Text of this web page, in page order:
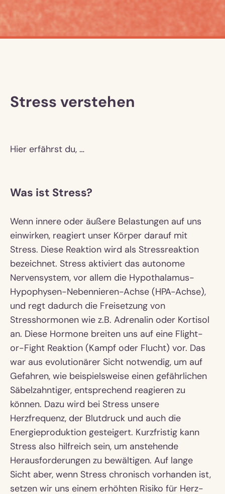
Stress verstehen
Hier erfährst du, …
Was ist Stress?
Wenn innere oder äußere Belastungen auf uns
einwirken, reagiert unser Körper darauf mit
Stress. Diese Reaktion wird als Stressreaktion
bezeichnet. Stress aktiviert das autonome
Nervensystem, vor allem die Hypothalamus-
Hypophysen-Nebennieren-Achse (HPA-Achse),
und regt dadurch die Freisetzung von
Stresshormonen wie z.B. Adrenalin oder Kortisol
an. Diese Hormone breiten uns auf eine Flight-
or-Fight Reaktion (Kampf oder Flucht) vor. Das
war aus evolutionärer Sicht notwendig, um auf
Gefahren, wie beispielsweise einen gefährlichen
Säbelzahntiger, entsprechend reagieren zu
können. Dazu wird bei Stress unsere
Herzfrequenz, der Blutdruck und auch die
Energieproduktion gesteigert. Kurzfristig kann
Stress also hilfreich sein, um anstehende
Herausforderungen zu bewältigen. Auf lange
Sicht aber, wenn Stress chronisch vorhanden ist,
setzen wir uns einem erhöhten Risiko für Herz-